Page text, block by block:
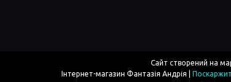
Сайт створений на